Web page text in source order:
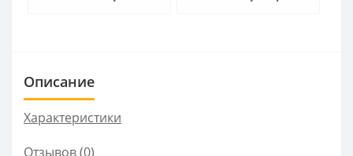
Описание
Характеристики
Отзывов (0)